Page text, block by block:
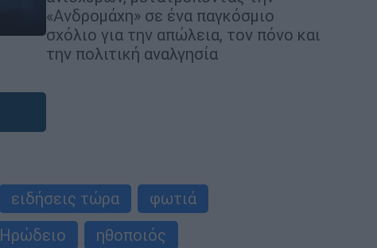
«Ανδρομάχη» σε ένα παγκόσμιο
σχόλιο για την απώλεια, τον πόνο και
την πολιτική αναλγησία
ειδήσεις τώρα
φωτιά
Ηρώδειο ηθοποιός